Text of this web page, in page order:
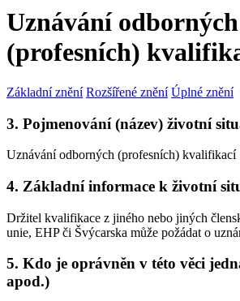
Uznávání odborných
(profesních)
Základní znění Rozšířené znění Úplné znění
3. Pojmenování (název) životní
Uznávání odborných (profesních) kvalifikací
4. Základní informace k životní
Držitel kvalifikace z jiného nebo jiných
unie, EHP či Švýcarska může požádat o
5. Kdo je oprávněn v této věci
apod.)